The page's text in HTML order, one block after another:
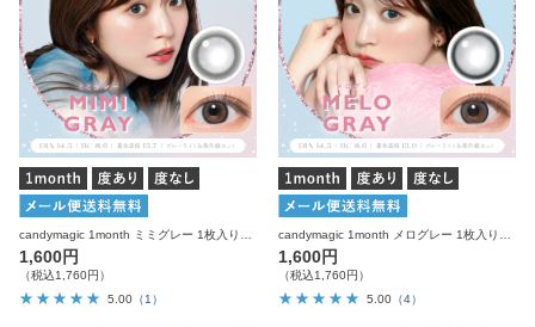
1,600円
（税込1,760円）
5.00 （1）
1,600円
（税込1,760円）
5.00 （4）